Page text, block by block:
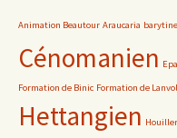
Animation Beautour Araucaria barytine
Cénomanien
Formation de Binic Formation de
Hettangien Houiller